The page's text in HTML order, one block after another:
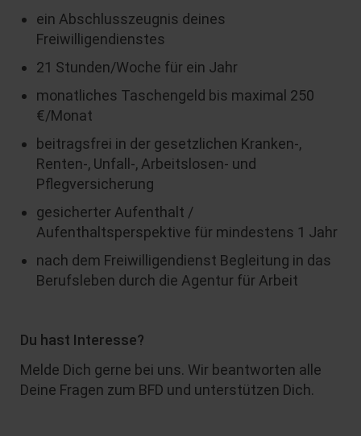
ein Abschlusszeugnis deines
Freiwilligendienstes
21 Stunden/Woche für ein Jahr
monatliches Taschengeld bis maximal 250
€/Monat
beitragsfrei in der gesetzlichen Kranken-,
Renten-, Unfall-, Arbeitslosen- und
Pflegversicherung
gesicherter Aufenthalt /
Aufenthaltsperspektive für mindestens 1 Jahr
nach dem Freiwilligendienst Begleitung in das
Berufsleben durch die Agentur für Arbeit
Du hast Interesse?
Melde Dich gerne bei uns. Wir beantworten alle
Deine Fragen zum BFD und unterstützen Dich.